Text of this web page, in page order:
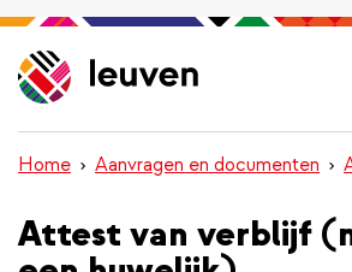
Overslaan
en
naar
inhoud
gaan
Home Aanvragen en documenten
Attest van verblijf